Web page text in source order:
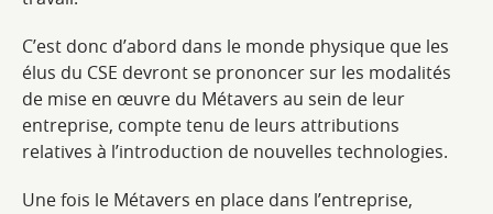
C’est donc d’abord dans le monde physique que les
élus du CSE devront se prononcer sur les modalités
de mise en œuvre du Métavers au sein de leur
entreprise, compte tenu de leurs attributions
relatives à l’introduction de nouvelles technologies.
Une fois le Métavers en place dans l’entreprise,